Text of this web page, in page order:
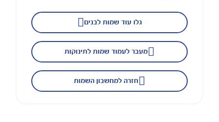
מעבר לעמוד שמות לתינוקות
חזרה למחשבון השמות
גלו עוד שמות לבנים